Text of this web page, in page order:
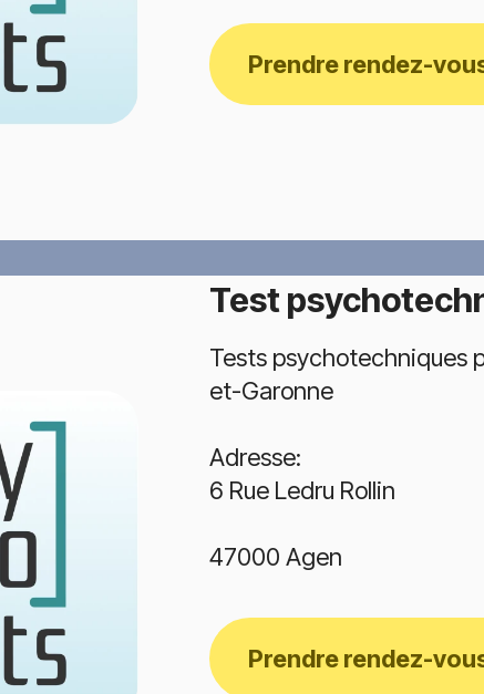
Prendre rendez-
Test
Tests psychotechniques
et-Garonne
Adresse:
6 Rue Ledru Rollin
47000 Agen
Prendre rendez-